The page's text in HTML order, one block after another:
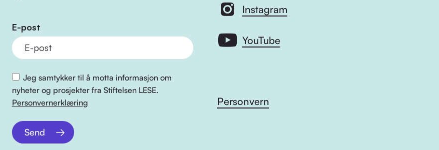
E-post
Jeg samtykker til å motta informasjon om
nyheter og prosjekter fra Stiftelsen LESE.
Personvernerklæring
Send
Instagram
YouTube
Personvern